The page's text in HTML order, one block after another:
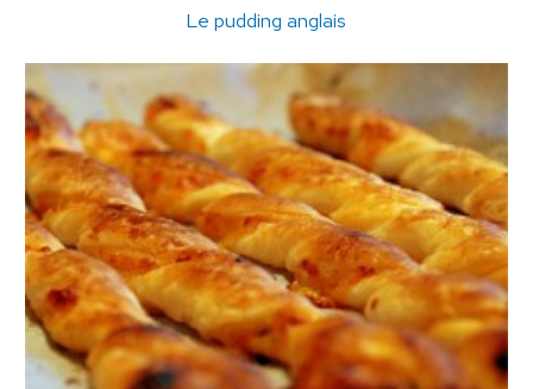
Le pudding anglais